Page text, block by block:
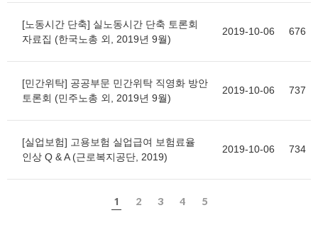
[노동시간 단축] 실노동시간 단축 토론회
자료집 (한국노총 외, 2019년 9월)
2019-10-06 676
[민간위탁] 공공부문 민간위탁 직영화 방안
토론회 (민주노총 외, 2019년 9월)
2019-10-06 737
[실업보험] 고용보험 실업급여 보험료율
인상 Q & A (근로복지공단, 2019)
2019-10-06 734
1 2 3 4 5